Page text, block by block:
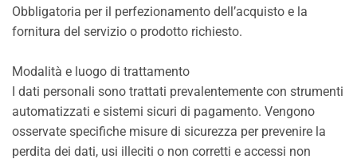
Obbligatoria per il perfezionamento dell’acquisto e la
fornitura del servizio o prodotto richiesto.
Modalità e luogo di trattamento
I dati personali sono trattati prevalentemente con strumenti
automatizzati e sistemi sicuri di pagamento. Vengono
osservate specifiche misure di sicurezza per prevenire la
perdita dei dati, usi illeciti o non corretti e accessi non